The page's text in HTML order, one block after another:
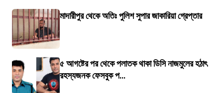
মাদারীপুর থেকে অতিঃ পুলিশ সুপার জাকারিয়া গ্রেপ্তার
৫ আগষ্টের পর থেকে পলাতক থাকা ডিসি নাজমুলের হঠাৎ
রহস্যজনক ফেসবুক প...